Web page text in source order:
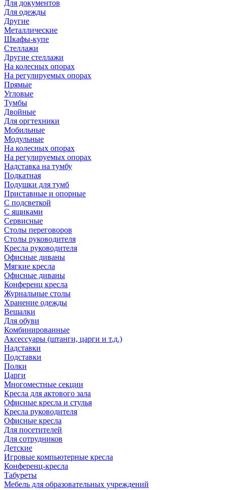
Для документов
Для одежды
Другие
Металлические
Шкафы-купе
Стеллажи
Другие стеллажи
На колесных опорах
На регулируемых опорах
Прямые
Угловые
Тумбы
Двойные
Для оргтехники
Мобильные
Модульные
На колесных опорах
На регулируемых опорах
Надставка на тумбу
Подкатная
Подушки для тумб
Приставные и опорные
С подсветкой
С ящиками
Сервисные
Столы переговоров
Столы руководителя
Кресла руководителя
Офисные диваны
Мягкие кресла
Офисные диваны
Конференц кресла
Журнальные столы
Хранение одежды
Вешалки
Для обуви
Комбинированные
Аксессуары (штанги, царги и т.д.)
Надставки
Подставки
Полки
Царги
Многоместные секции
Кресла для актового зала
Офисные кресла и стулья
Кресла руководителя
Офисные кресла
Для посетителей
Для сотрудников
Детские
Игровые компьютерные кресла
Конференц-кресла
Табуреты
Мебель для образовательных учреждений